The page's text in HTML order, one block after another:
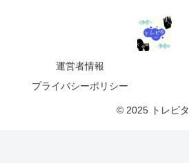
運営者情報
プライバシーポリシー
© 2025 トレピタ.